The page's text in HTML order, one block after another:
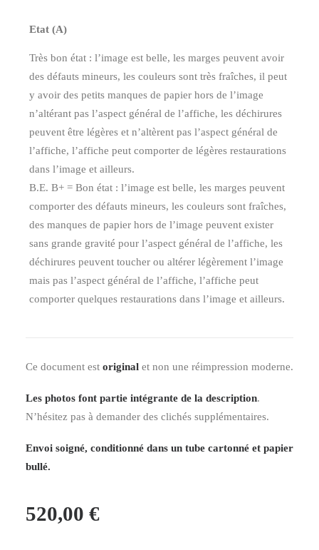
Etat (A)
Très bon état : l’image est belle, les marges peuvent avoir
des défauts mineurs, les couleurs sont très fraîches, il peut
y avoir des petits manques de papier hors de l’image
n’altérant pas l’aspect général de l’affiche, les déchirures
peuvent être légères et n’altèrent pas l’aspect général de
l’affiche, l’affiche peut comporter de légères restaurations
dans l’image et ailleurs.
B.E. B+ = Bon état : l’image est belle, les marges peuvent
comporter des défauts mineurs, les couleurs sont fraîches,
des manques de papier hors de l’image peuvent exister
sans grande gravité pour l’aspect général de l’affiche, les
déchirures peuvent toucher ou altérer légèrement l’image
mais pas l’aspect général de l’affiche, l’affiche peut
comporter quelques restaurations dans l’image et ailleurs.
Ce document est original et non une réimpression moderne.
Les photos font partie intégrante de la description.
N’hésitez pas à demander des clichés supplémentaires.
Envoi soigné, conditionné dans un tube cartonné et papier
bullé.
520,00 €